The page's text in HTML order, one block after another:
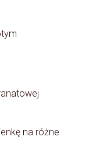
na różne